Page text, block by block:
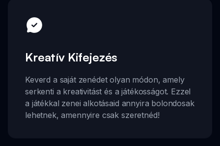
Kreatív Kifejezés
Keverd a saját zenédet olyan módon, amely
serkenti a kreativitást és a játékosságot. Ezzel
a játékkal zenei alkotásaid annyira bolondosak
lehetnek, amennyire csak szeretnéd!